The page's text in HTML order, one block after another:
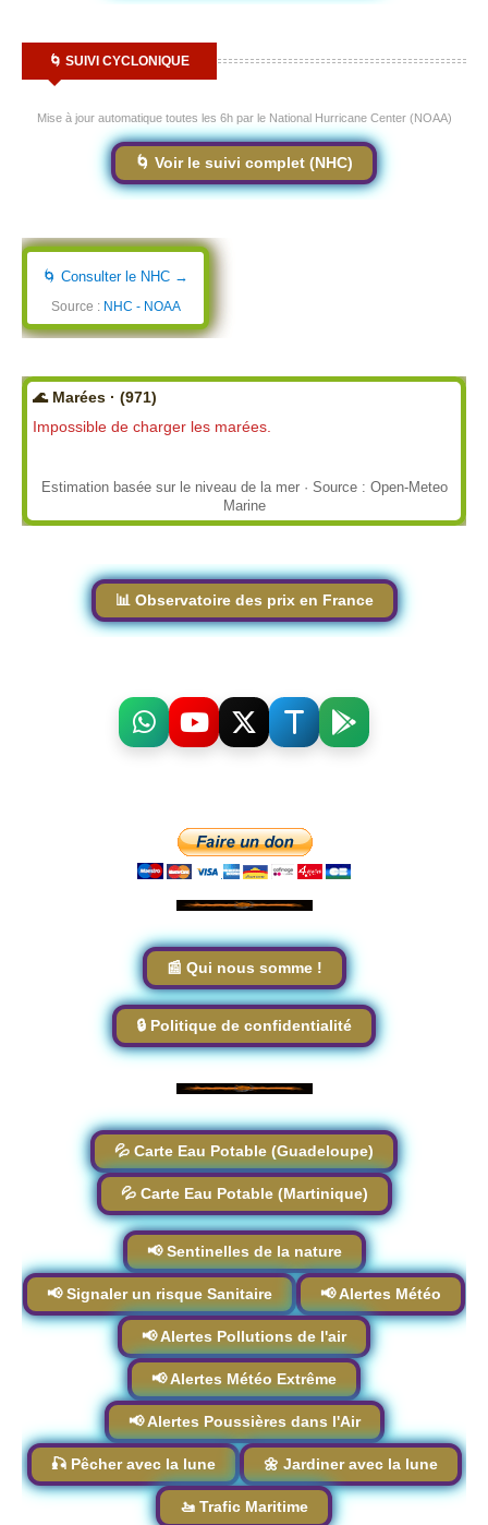
🌀 SUIVI CYCLONIQUE
Mise à jour automatique toutes les 6h par le National Hurricane Center (NOAA)
🌀 Voir le suivi complet (NHC)
🌀 Consulter le NHC →
Source : NHC - NOAA
🌊 Marées · (971)
Impossible de charger les marées.
Estimation basée sur le niveau de la mer · Source : Open-Meteo
Marine
📊 Observatoire des prix en France
📰 Qui nous somme !
🔒 Politique de confidentialité
💦 Carte Eau Potable (Guadeloupe)
💦 Carte Eau Potable (Martinique)
📢 Sentinelles de la nature
📢 Signaler un risque Sanitaire 📢 Alertes Météo
📢 Alertes Pollutions de l'air
📢 Alertes Météo Extrême
📢 Alertes Poussières dans l'Air
🎣 Pêcher avec la lune 🌼 Jardiner avec la lune
🚤 Trafic Maritime